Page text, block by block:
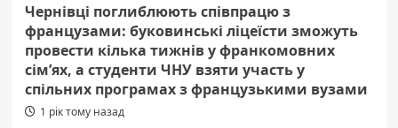
Стали
відомі
адреси
Чернівці поглиблюють співпрацю з
французами: буковинські ліцеїсти зможуть
провести кілька тижнів у франкомовних
сім’ях, а студенти ЧНУ взяти участь у
спільних програмах з французькими вузами
1 рік тому назад